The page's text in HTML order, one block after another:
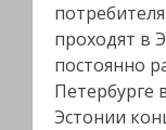
проходят в
постоянно
Петербурге
Эстонии